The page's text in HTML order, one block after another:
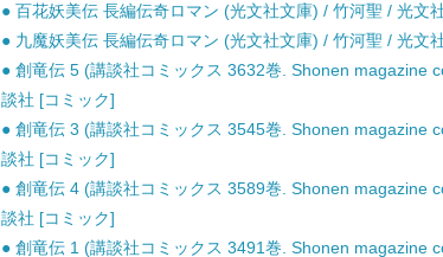
● 百花妖美伝 長編伝奇ロマン (光文社文庫) / 竹河聖 / 光文
● 九魔妖美伝 長編伝奇ロマン (光文社文庫) / 竹河聖 / 光文
● 創竜伝 5 (講談社コミックス 3632巻. Shonen magazine
談社 [コミック]
● 創竜伝 3 (講談社コミックス 3545巻. Shonen magazine
談社 [コミック]
● 創竜伝 4 (講談社コミックス 3589巻. Shonen magazine
談社 [コミック]
● 創竜伝 1 (講談社コミックス 3491巻. Shonen magazine